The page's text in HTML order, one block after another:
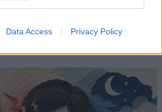
Data Access Privacy Policy
στις ΗΠΑ έγραψαν